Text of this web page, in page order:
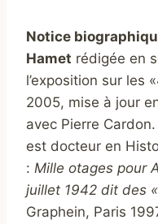
Notice
Hamet rédigée en
l’exposition sur les
2005, mise à jour
avec Pierre
est docteur en
: Mille otages pour
juillet 1942 dit des
Graphein, Paris